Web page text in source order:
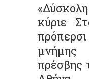
κύριε
πρέσβης